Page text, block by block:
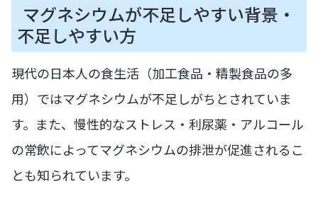
マグネシウムが不足しやすい背景・
不足しやすい方
現代の日本人の食生活（加工食品・精製食品の多
用）ではマグネシウムが不足しがちとされていま
す。また、慢性的なストレス・利尿薬・アルコール
の常飲によってマグネシウムの排泄が促進されるこ
とも知られています。